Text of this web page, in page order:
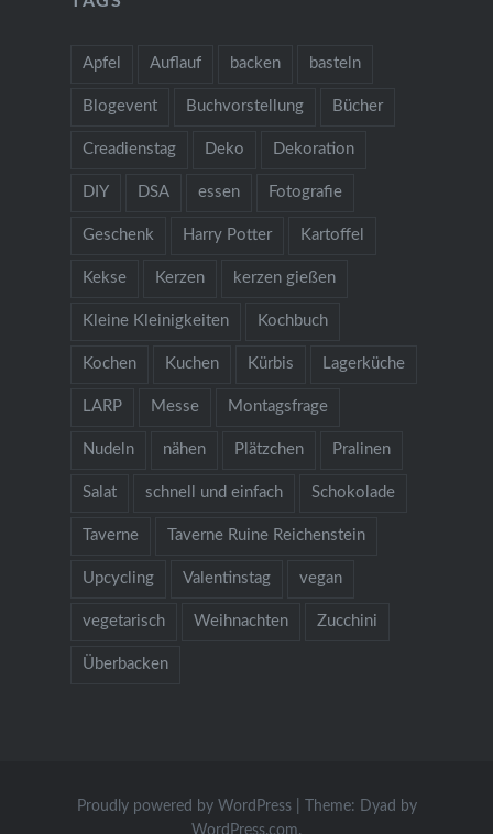
Apfel Auflauf backen basteln
Blogevent Buchvorstellung Bücher
Creadienstag Deko Dekoration
DIY DSA essen Fotografie
Geschenk Harry Potter Kartoffel
Kekse Kerzen kerzen gießen
Kleine Kleinigkeiten Kochbuch
Kochen Kuchen Kürbis Lagerküche
LARP Messe Montagsfrage
Nudeln nähen Plätzchen Pralinen
Salat schnell und einfach Schokolade
Taverne Taverne Ruine Reichenstein
Upcycling Valentinstag vegan
vegetarisch Weihnachten Zucchini
Überbacken
Proudly powered by WordPress
Theme: Dyad by